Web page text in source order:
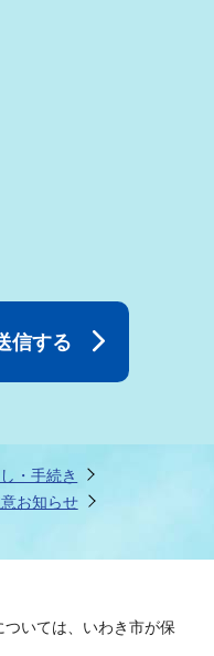
・手続き
お知らせ
いては、いわき市が保